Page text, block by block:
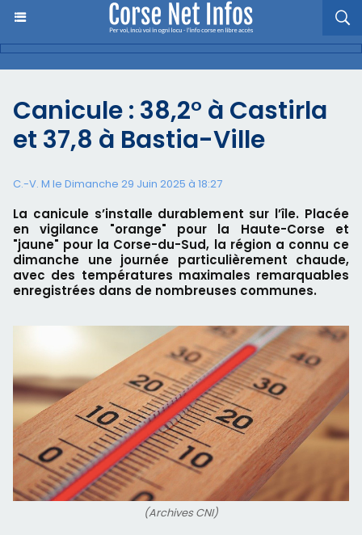
Canicule : 38,2° à Castirla
et 37,8 à Bastia-Ville
C.-V. M le Dimanche 29 Juin 2025 à 18:27
La canicule s’installe durablement sur l’île. Placée
en vigilance "orange" pour la Haute-Corse et
"jaune" pour la Corse-du-Sud, la région a connu ce
dimanche une journée particulièrement chaude,
avec des températures maximales remarquables
enregistrées dans de nombreuses communes.
(Archives CNI)